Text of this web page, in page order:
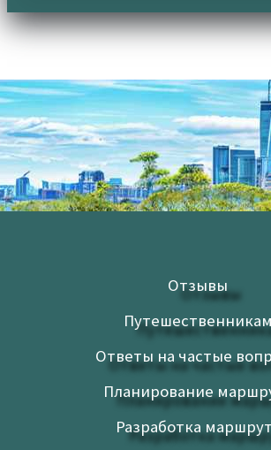
Отзывы
Путешественникам
Ответы на частые
Планирование
Разработка